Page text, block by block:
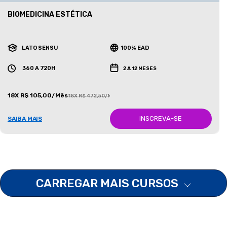
BIOMEDICINA ESTÉTICA
LATO SENSU 100% EAD
360 A 720H 2 A 12 MESES
18X R$ 105,00/Mês18X R$ 472,50/Mês
SAIBA MAIS INSCREVA-SE
CARREGAR MAIS CURSOS